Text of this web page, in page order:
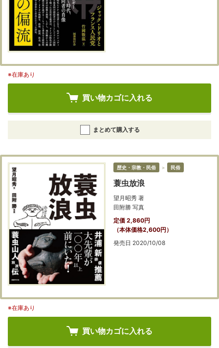
※在庫あり
買い物カゴに入れる
まとめて購入する
歴史・宗教・民俗 ＞ 民俗
蓑虫放浪
望月昭秀 著
田附勝 写真
定価 2,860円
（本体価格2,600円）
発売日 2020/10/08
※在庫あり
買い物カゴに入れる